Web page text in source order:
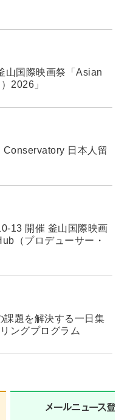
山国際映画祭「Asian
2026」
Conservatory 日本人留
13 開催 釜山国際映画
（プロデューサー・
課題を解決する一日集
ングプログラム